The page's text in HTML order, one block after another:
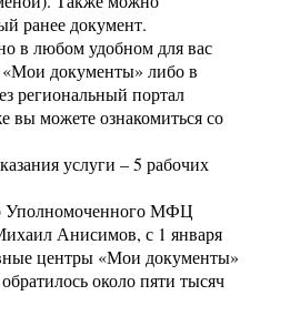
ранее документ.
в любом удобном для вас
документы» либо в
региональный портал
вы можете ознакомиться со
услуги – 5 рабочих
Уполномоченного МФЦ
Анисимов, с 1 января
центры «Мои документы»
около пяти тысяч